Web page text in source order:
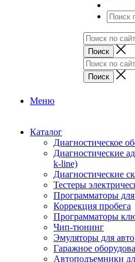
Меню
Каталог
Диагностическое
Диагностические
k-line)
Диагностические
Тестеры
Программаторы для
Коррекция пробега
Программаторы
Чип-тюнинг
Эмуляторы для авто
Гаражное
Автоподъемники